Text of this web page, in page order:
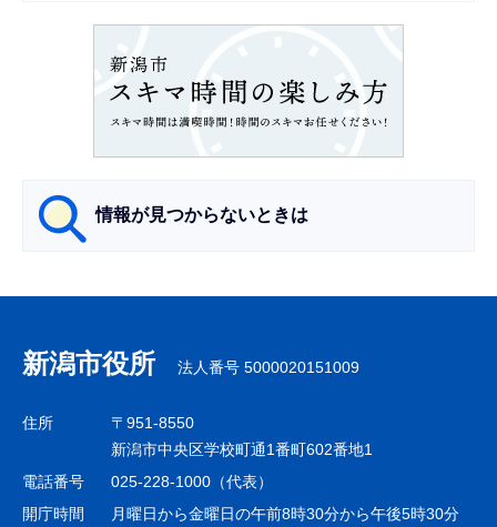
情報が見つからないときは
ナ
ビ
ゲ
シ
ョ
新潟市役所 法人番号 5000020151009
住所
〒951-8550
新潟市中央区学校町通1番町602番地1
電話番号
025-228-1000（代表）
開庁時間
月曜日から金曜日の午前8時30分から午後5時30分